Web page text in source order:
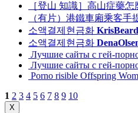
［登山 知識］高山症藥
（有片）港鐵車廂乘客
소액결제현금화
소액결제현금화
Лучшие сайты с гей-
Лучшие сайты с гей-
Porno risible Offspring
1 2 3 4 5 6 7 8 9 10
X